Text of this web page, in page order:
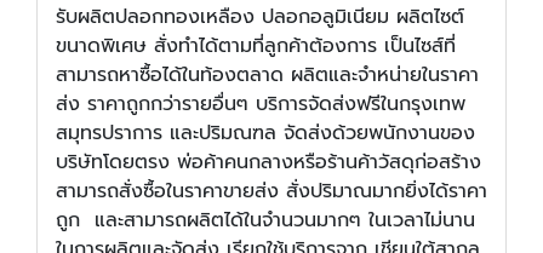
รับผลิตปลอกทองเหลือง ปลอกอลูมิเนียม ผลิตไซต์
ขนาดพิเศษ สั่งทำได้ตามที่ลูกค้าต้องการ เป็นไซส์ที่
สามารถหาซื้อได้ในท้องตลาด ผลิตและจำหน่ายในราคา
ส่ง ราคาถูกกว่ารายอื่นๆ บริการจัดส่งฟรีในกรุงเทพ
สมุทรปราการ และปริมณฑล จัดส่งด้วยพนักงานของ
บริษัทโดยตรง พ่อค้าคนกลางหรือร้านค้าวัสดุก่อสร้าง
สามารถสั่งซื้อในราคาขายส่ง สั่งปริมาณมากยิ่งได้ราคา
ถูก และสามารถผลิตได้ในจำนวนมากๆ ในเวลาไม่นาน